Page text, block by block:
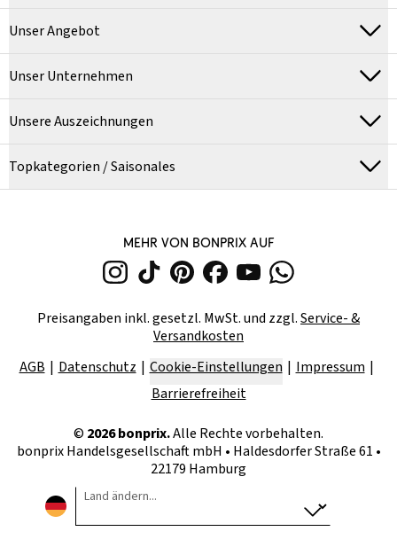
Unser Angebot
Unser Unternehmen
Unsere Auszeichnungen
Topkategorien / Saisonales
MEHR VON BONPRIX AUF
Preisangaben inkl. gesetzl. MwSt. und zzgl.Service- &
Versandkosten
AGB
Datenschutz Cookie-Einstellungen
Impressum
Barrierefreiheit
© 2026bonprix.Alle Rechte vorbehalten.
bonprix Handelsgesellschaft mbH • Haldesdorfer Straße 61 •
22179 Hamburg
Land ändern...